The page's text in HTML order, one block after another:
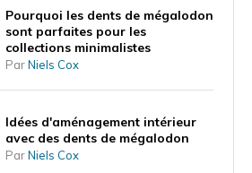
Pourquoi les dents de mégalodon
sont parfaites pour les
collections minimalistes
ParNiels Cox
Idées d'aménagement intérieur
avec des dents de mégalodon
ParNiels Cox